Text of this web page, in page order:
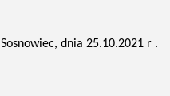
Sosnowiec, dnia 25.10.2021 r .